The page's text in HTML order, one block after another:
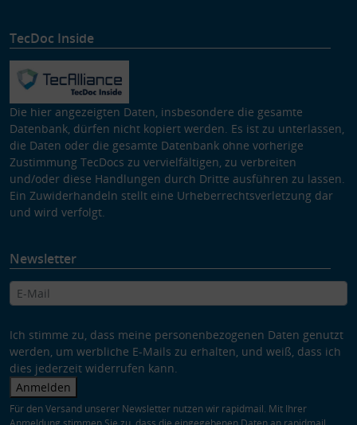
TecDoc Inside
Die hier angezeigten Daten, insbesondere die gesamte
Datenbank, dürfen nicht kopiert werden. Es ist zu unterlassen,
die Daten oder die gesamte Datenbank ohne vorherige
Zustimmung TecDocs zu vervielfältigen, zu verbreiten
und/oder diese Handlungen durch Dritte ausführen zu lassen.
Ein Zuwiderhandeln stellt eine Urheberrechtsverletzung dar
und wird verfolgt.
Newsletter
Ich stimme zu, dass meine personenbezogenen Daten genutzt
werden, um werbliche E-Mails zu erhalten, und weiß, dass ich
dies jederzeit widerrufen kann.
Anmelden
Für den Versand unserer Newsletter nutzen wir rapidmail. Mit Ihrer